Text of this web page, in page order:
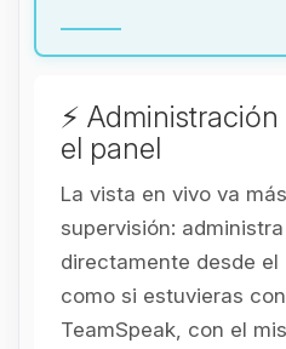
⚡
el panel
La vista en vivo va
supervisión:
directamente desde el
como si estuvieras
TeamSpeak, con el